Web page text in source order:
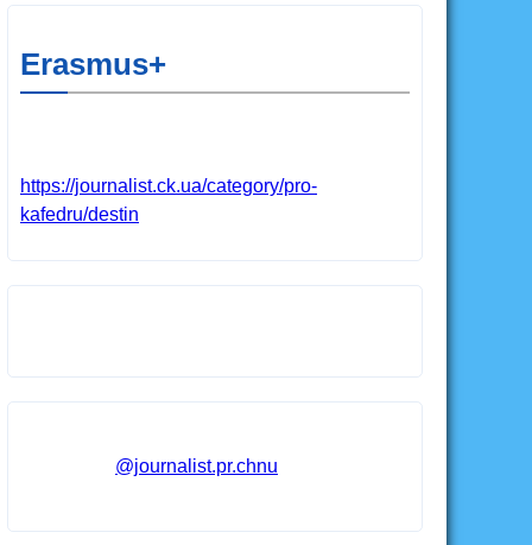
Erasmus+
https://journalist.ck.ua/category/pro-
kafedru/destin
@journalist.pr.chnu